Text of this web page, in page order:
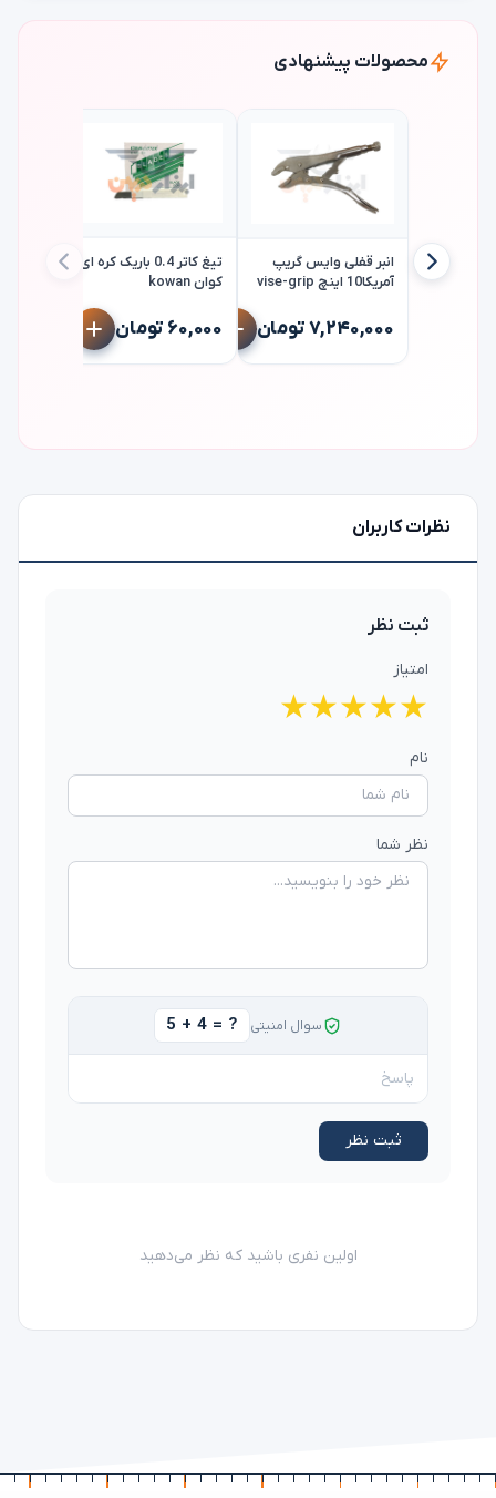
محصولات پیشنهادی
انبر قفلی وایس گریپ
آمریکا10 اینچ vise-grip
۷,۲۴۰,۰۰۰ تومان
تیغ کاتر 0.4 باریک کره ای
کوان kowan
۶۰,۰۰۰ تومان
نظرات کاربران
ثبت نظر
امتیاز
★
★
★
★
★
نام
نظر شما
سوال امنیتی 5 + 4 = ?
ثبت نظر
اولین نفری باشید که نظر می‌دهید